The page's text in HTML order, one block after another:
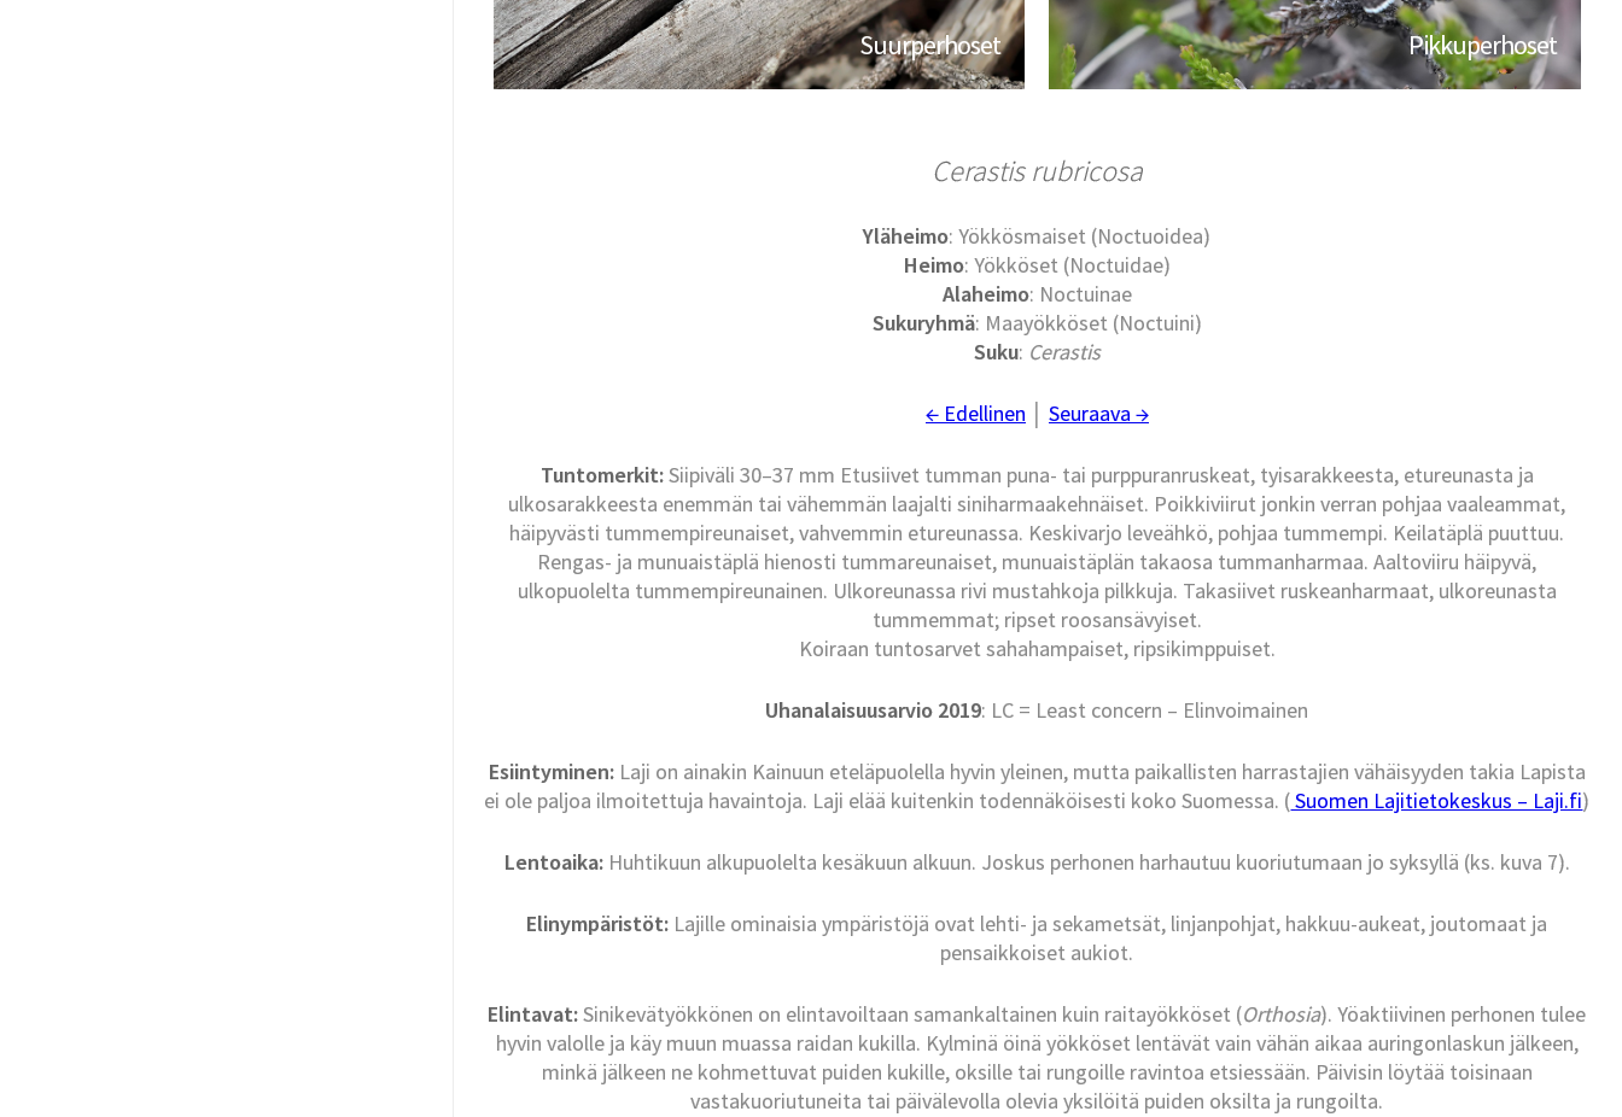
Suurperhoset Pikkuperhoset
Cerastis rubricosa
Yläheimo: Yökkösmaiset (Noctuoidea)
Heimo: Yökköset (Noctuidae)
Alaheimo: Noctuinae
Sukuryhmä: Maayökköset (Noctuini)
Suku: Cerastis
← Edellinen Seuraava →
Tuntomerkit:Siipiväli 30–37 mm Etusiivet tumman puna- tai purppuranruskeat, tyisarakkeesta, etureunasta ja
ulkosarakkeesta enemmän tai vähemmän laajalti siniharmaakehnäiset. Poikkiviirut jonkin verran pohjaa vaaleammat,
häipyvästi tummempireunaiset, vahvemmin etureunassa. Keskivarjo leveähkö, pohjaa tummempi. Keilatäplä puuttuu.
Rengas- ja munuaistäplä hienosti tummareunaiset, munuaistäplän takaosa tummanharmaa. Aaltoviiru häipyvä,
ulkopuolelta tummempireunainen. Ulkoreunassa rivi mustahkoja pilkkuja. Takasiivet ruskeanharmaat, ulkoreunasta
tummemmat; ripset roosansävyiset.
Koiraan tuntosarvet sahahampaiset, ripsikimppuiset.
Uhanalaisuusarvio 2019: LC = Least concern – Elinvoimainen
Esiintyminen:Laji on ainakin Kainuun eteläpuolella hyvin yleinen, mutta paikallisten harrastajien vähäisyyden takia Lapista
ei ole paljoa ilmoitettuja havaintoja. Laji elää kuitenkin todennäköisesti koko Suomessa. (Suomen Lajitietokeskus – Laji.fi)
Lentoaika:Huhtikuun alkupuolelta kesäkuun alkuun. Joskus perhonen harhautuu kuoriutumaan jo syksyllä (ks. kuva 7).
Elinympäristöt: Lajille ominaisia ympäristöjä ovat lehti- ja sekametsät, linjanpohjat, hakkuu-aukeat, joutomaat ja
pensaikkoiset aukiot.
Elintavat:Sinikevätyökkönen on elintavoiltaan samankaltainen kuin raitayökköset (Orthosia). Yöaktiivinen perhonen tulee
hyvin valolle ja käy muun muassa raidan kukilla. Kylminä öinä yökköset lentävät vain vähän aikaa auringonlaskun jälkeen,
minkä jälkeen ne kohmettuvat puiden kukille, oksille tai rungoille ravintoa etsiessään. Päivisin löytää toisinaan
vastakuoriutuneita tai päivälevolla olevia yksilöitä puiden oksilta ja rungoilta.